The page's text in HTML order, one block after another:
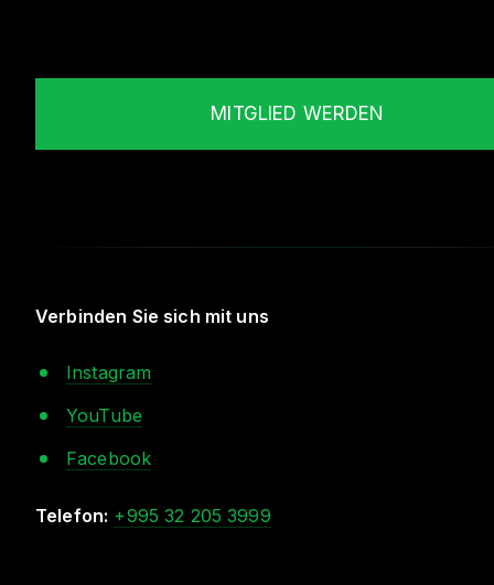
MITGLIED WERDEN
Verbinden Sie sich mit uns
Instagram
YouTube
Facebook
Telefon: +995 32 205 3999